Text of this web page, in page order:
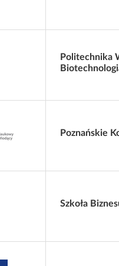
Politechnika
Poznańskie
Szkoła